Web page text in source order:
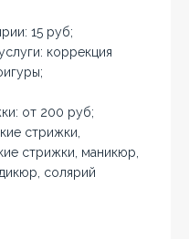
15 руб;
коррекция
от 200 руб;
стрижки,
стрижки, маникюр,
солярий